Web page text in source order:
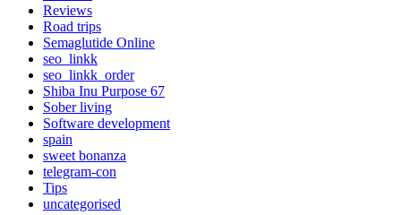
Reviews
Road trips
Semaglutide Online
seo_linkk
seo_linkk_order
Shiba Inu Purpose 67
Sober living
Software development
spain
sweet bonanza
telegram-con
Tips
uncategorised